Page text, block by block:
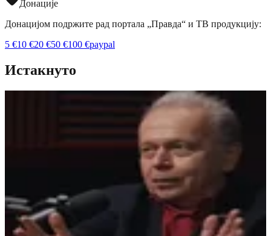
Донације
Донацијом подржите рад портала „Правда“ и ТВ продукцију:
5 €10 €20 €50 €100 €paypal
Истакнуто